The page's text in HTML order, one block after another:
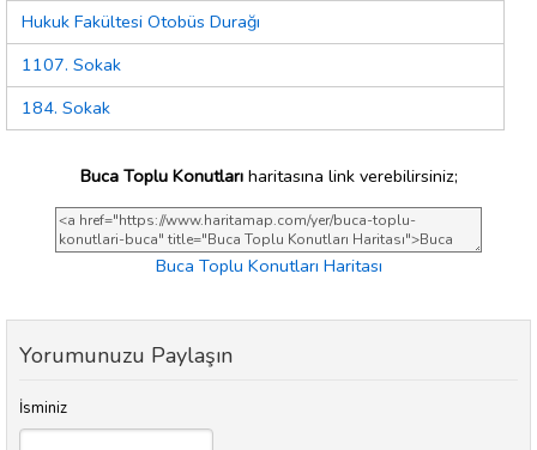
Hukuk Fakültesi Otobüs Durağı
1107. Sokak
184. Sokak
Buca Toplu Konutlarıharitasına link verebilirsiniz;
Buca Toplu Konutları Haritası
Yorumunuzu Paylaşın
İsminiz